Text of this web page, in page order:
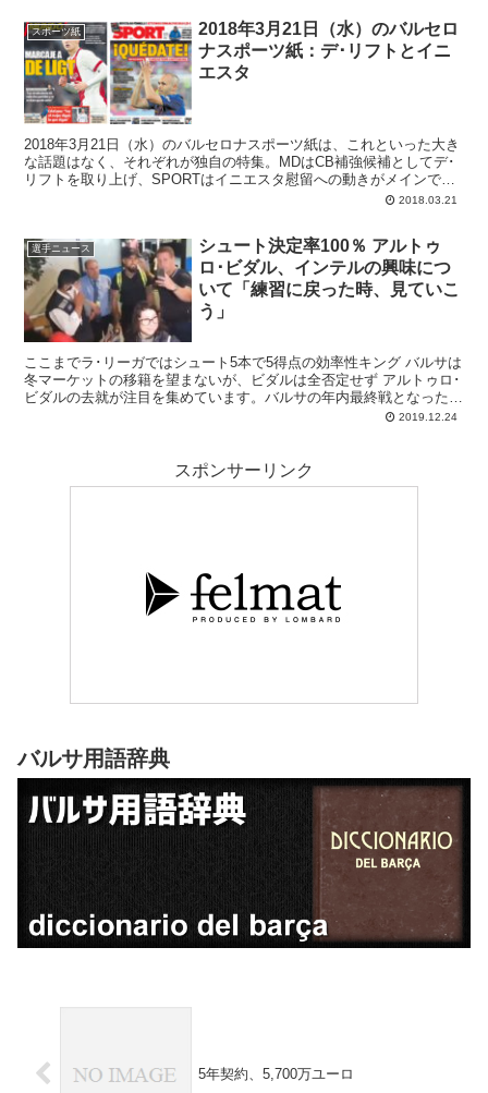
スポーツ紙
2018年3月21日（水）のバルセロ
ナスポーツ紙：デ･リフトとイニ
エスタ
2018年3月21日（水）のバルセロナスポーツ紙は、これといった大き
な話題はなく、それぞれが独自の特集。MDはCB補強候補としてデ･
リフトを取り上げ、SPORTはイニエスタ慰留への動きがメインで
2018.03.21
選手ニュース
シュート決定率100％ アルトゥ
ロ･ビダル、インテルの興味につ
いて「練習に戻った時、見ていこ
う」
ここまでラ･リーガではシュート5本で5得点の効率性キング バルサは
冬マーケットの移籍を望まないが、ビダルは全否定せず アルトゥロ･
ビダルの去就が注目を集めています。バルサの年内最終戦となったア
2019.12.24
スポンサーリンク
バルサ用語辞典
5年契約、5,700万ユーロ